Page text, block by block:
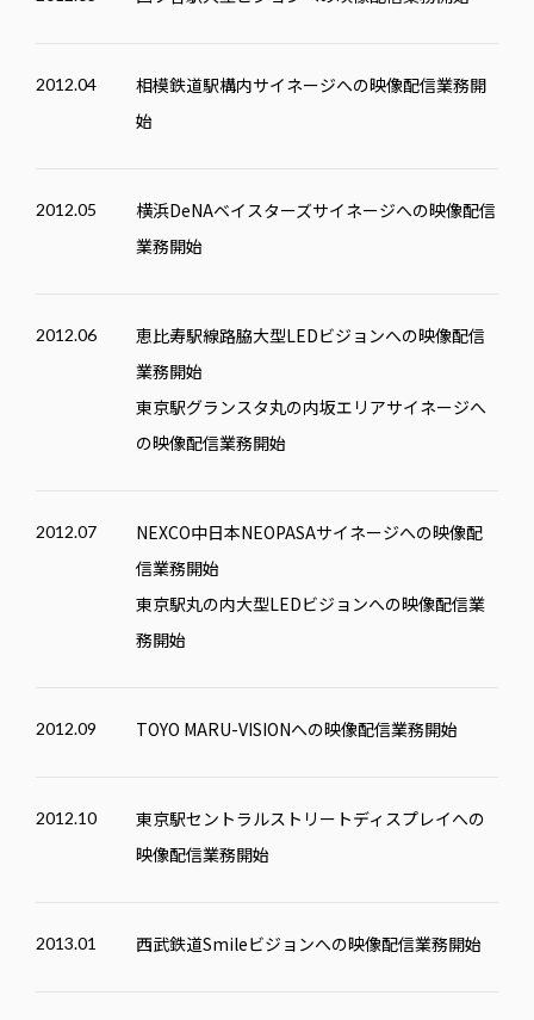
2012.04
相模鉄道駅構内サイネージへの映像配信業務開
始
2012.05
横浜DeNAベイスターズサイネージへの映像配信
業務開始
2012.06
恵比寿駅線路脇大型LEDビジョンへの映像配信
業務開始
東京駅グランスタ丸の内坂エリアサイネージへ
の映像配信業務開始
2012.07
NEXCO中日本NEOPASAサイネージへの映像配
信業務開始
東京駅丸の内大型LEDビジョンへの映像配信業
務開始
2012.09 TOYO MARU-VISIONへの映像配信業務開始
2012.10
東京駅セントラルストリートディスプレイへの
映像配信業務開始
2013.01 西武鉄道Smileビジョンへの映像配信業務開始